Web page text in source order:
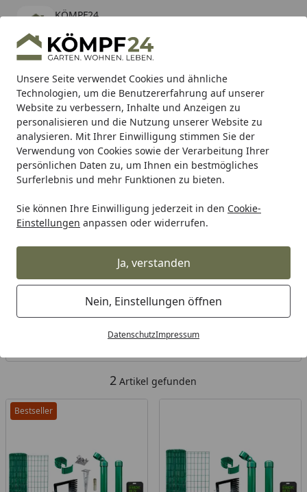
Unsere Seite verwendet Cookies und ähnliche
Technologien, um die Benutzererfahrung auf unserer
Website zu verbessern, Inhalte und Anzeigen zu
personalisieren und die Nutzung unserer Website zu
analysieren. Mit Ihrer Einwilligung stimmen Sie der
Verwendung von Cookies sowie der Verarbeitung Ihrer
persönlichen Daten zu, um Ihnen ein bestmögliches
Surferlebnis und mehr Funktionen zu bieten.
Sie können Ihre Einwilligung jederzeit in den Cookie-
Einstellungen anpassen oder widerrufen.
Ja, verstanden
Nein, Einstellungen öffnen
DatenschutzImpressum
KÖMPF24
kostenlos - Im App Store
Hotline
Alle Produkte
Mein Konto
Suchen
Karibu Pools inkl. gratis Sandfilteranlage & Pool-
Starterset (Gesamtwert bis 468,99€)
Startseite
Alberts Alberts Komplettsets Fix-Clip Pro Komplettsets
Alberts Fix-Clip Pro Komplettsets
Ihre Artikelübersicht
Kategorien
2 Artikel gefunden
Bestseller